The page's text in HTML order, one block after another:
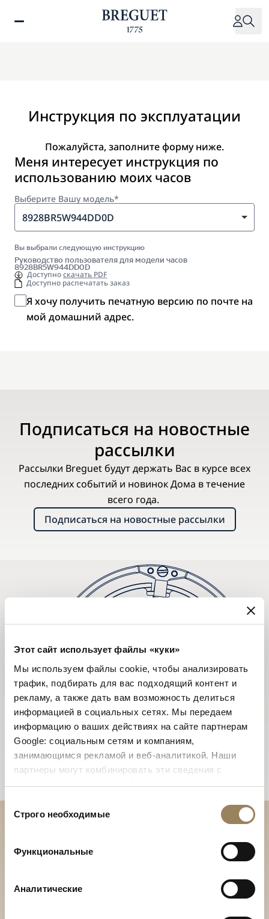
Этот сайт использует файлы «куки»
Мы используем файлы cookie, чтобы анализировать
трафик, подбирать для вас подходящий контент и
рекламу, а также дать вам возможность делиться
информацией в социальных сетях. Мы передаем
информацию о ваших действиях на сайте партнерам
Google: социальным сетям и компаниям,
занимающимся рекламой и веб-аналитикой. Наши
партнеры могут комбинировать эти сведения с
предоставленной вами информацией, а также
вами их сервисов.
Выбор
согласия
Строго необходимые
Функциональные
Аналитические
Инструкция по эксплуатации
Пожалуйста, заполните форму ниже.
Меня интересует инструкция по
использованию моих часов
Выберите Вашу модель*
8928BR5W944DD0D
Вы выбрали следующую инструкцию
Руководство пользователя для модели часов
8928BR5W944DD0D
Доступноскачать PDF
Доступно распечатать заказ
Я хочу получить печатную версию по почте на
мой домашний адрес.
Подписаться на новостные
рассылки
Рассылки Breguet будут держать Вас в курсе всех
последних событий и новинок Дома в течение
всего года.
Подписаться на новостные рассылки
коллекции Breguet в бутике
Отройте для себя коллекции Breguet в